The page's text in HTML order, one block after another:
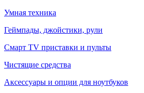
Умная техника
Геймпады, джойстики, рули
Смарт TV приставки и пульты
Чистящие средства
Аксессуары и опции для ноутбуков